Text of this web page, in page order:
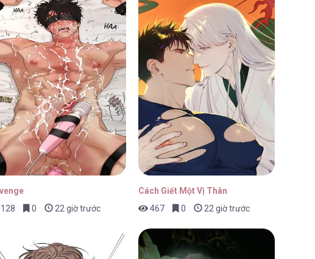
128
0 22 giờ trước
Cách Giết Một Vị Thân
467
0 22 giờ trước